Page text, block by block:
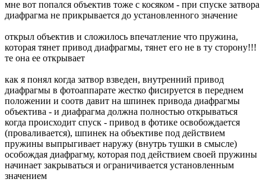
мне вот попался объектив тоже с косяком - при спуске затвора
диафрагма не прикрывается до установленного значение
открыл объектив и сложилось впечатление что пружина,
которая тянет привод диафрагмы, тянет его не в ту сторону!!!
те она ее открывает
как я понял когда затвор взведен, внутренний привод
диафрагмы в фотоаппарате жестко фисируется в переднем
положении и соотв давит на шпинек привода диафрагмы
объектива - и диафрагма должна полностью открываться
когда происходит спуск - привод в фотике освобождается
(проваливается), шпинек на объективе под действием
пружины выпрыгивает наружу (внутрь тушки в смысле)
особождая диафрагму, которая под действием своей пружины
начинает закрываться и ограничивается установленным
значением